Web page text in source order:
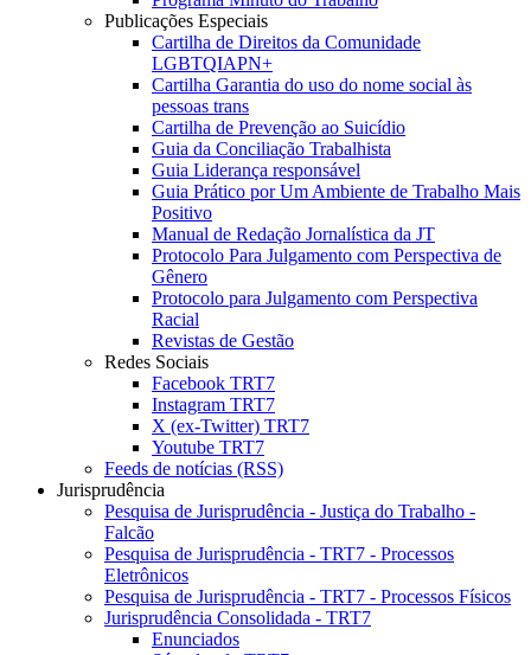
Publicações Especiais
Cartilha de Direitos da Comunidade
LGBTQIAPN+
Cartilha Garantia do uso do nome social às
pessoas trans
Cartilha de Prevenção ao Suicídio
Guia da Conciliação Trabalhista
Guia Liderança responsável
Guia Prático por Um Ambiente de Trabalho Mais
Positivo
Manual de Redação Jornalística da JT
Protocolo Para Julgamento com Perspectiva de
Gênero
Protocolo para Julgamento com Perspectiva
Racial
Revistas de Gestão
Redes Sociais
Facebook TRT7
Instagram TRT7
X (ex-Twitter) TRT7
Youtube TRT7
Feeds de notícias (RSS)
Jurisprudência
Pesquisa de Jurisprudência - Justiça do Trabalho -
Falcão
Pesquisa de Jurisprudência - TRT7 - Processos
Eletrônicos
Pesquisa de Jurisprudência - TRT7 - Processos Físicos
Jurisprudência Consolidada - TRT7
Enunciados